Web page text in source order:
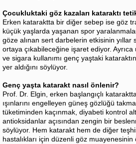
Çocukluktaki göz kazaları kataraktı
Erken kataraktta bir diğer sebep ise göz
küçük yaşlarda yaşanan spor
göze alınan sert darbelerin etkisinin yıllar
ortaya çıkabileceğine işaret ediyor. Ayrıca
ve sigara kullanımı genç yaştaki
yer aldığını söylüyor.
Genç yaşta katarakt nasıl önlenir?
Prof. Dr. Elgin, erken başlangıçlı
ışınlarını engelleyen güneş gözlüğü
tüketiminden kaçınmak, diyabeti kontrol
antioksidanlar açısından zengin bir
söylüyor. Hem katarakt hem de diğer
hastalıkları için düzenli göz muayenesinin